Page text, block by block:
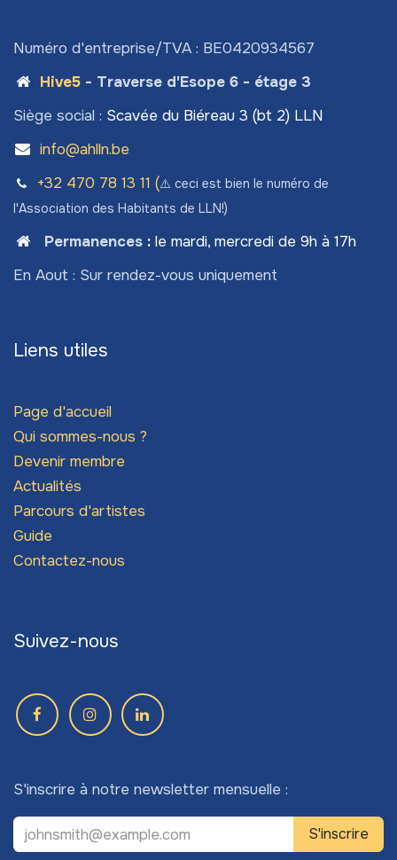
Numéro d'entreprise/TVA : BE0420934567
Hive5- Traverse d'Esope 6 - étage 3
Siège social : Scavée du Biéreau 3 (bt 2) LLN
info@ahlln.be
+32 470 78​ 13 11 (⚠️ ceci est bien le numéro de
l'Association des Habitants de LLN!)
Permanences: le mardi, mercredi de 9h à 17h
En Aout : Sur rendez-vous uniquement
Liens utiles
Page d'accueil
Qui sommes-nous ?
Devenir membre
Actualités
Parcours d'artistes
Guide
Contactez-nous
Suivez-nous
S'inscrire à notre newsletter mensuelle :
S'inscrire